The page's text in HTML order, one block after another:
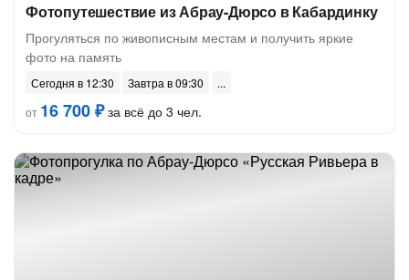
Фотопутешествие из Абрау-Дюрсо в Кабардинку
Прогуляться по живописным местам и получить яркие
фото на память
Сегодня в 12:30
Завтра в 09:30
от 16 700 ₽за всё до 3 чел.